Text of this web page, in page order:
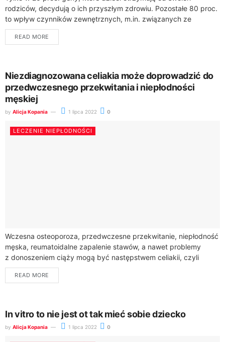
rodziców, decydują o ich przyszłym zdrowiu. Pozostałe 80 proc.
to wpływ czynników zewnętrznych, m.in. związanych ze
środowiskiem i dietą przodków. Istotną rolę w rozwoju...
READ MORE
Niezdiagnozowana celiakia może doprowadzić do
przedwczesnego przekwitania i niepłodności
męskiej
by Alicja Kopania 1 lipca 2022 0
LECZENIE NIEPŁODNOŚCI
Wczesna osteoporoza, przedwczesne przekwitanie, niepłodność
męska, reumatoidalne zapalenie stawów, a nawet problemy
z donoszeniem ciąży mogą być następstwem celiakii, czyli
nietolerancji glutenu. Zaburzenie występuje u 1 proc. populacji na
świecie i jest...
READ MORE
In vitro to nie jest ot tak mieć sobie dziecko
by Alicja Kopania 1 lipca 2022 0